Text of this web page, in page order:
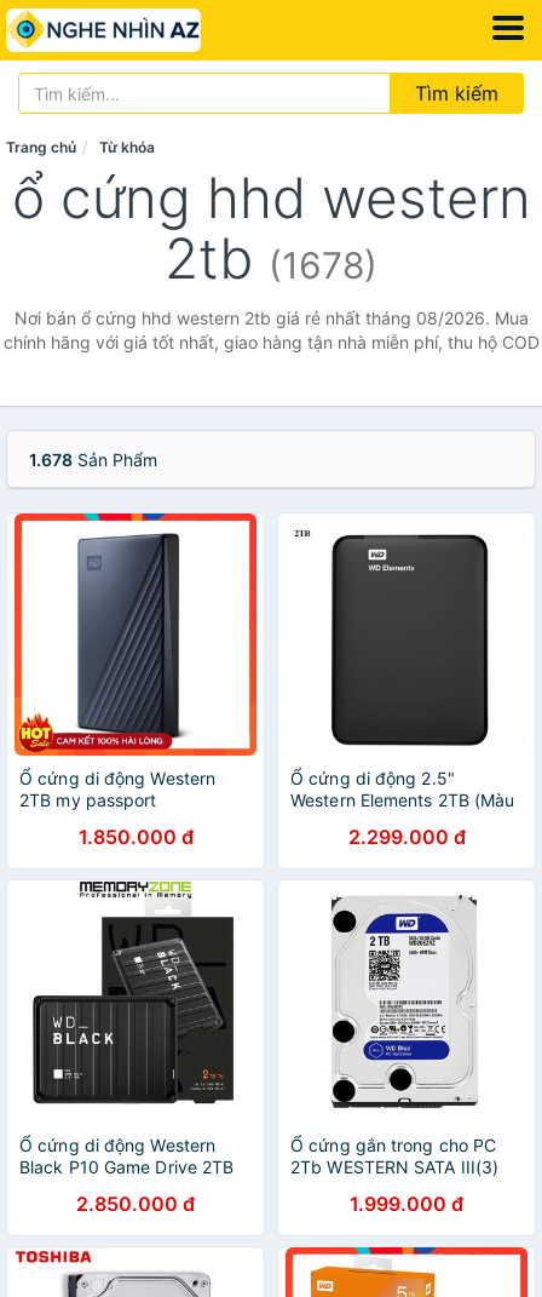
Tìm kiếm
Trang chủ Từ khóa
ổ cứng hhd western
2tb (1678)
Nơi bán ổ cứng hhd western 2tb giá rẻ nhất tháng 08/2026. Mua
chính hãng với giá tốt nhất, giao hàng tận nhà miễn phí, thu hộ COD
1.678 Sản Phẩm
Ổ cứng di động Western
2TB my passport
1.850.000 đ
Ổ cứng di động 2.5"
Western Elements 2TB (Màu
2.299.000 đ
Ổ cứng di động Western
Black P10 Game Drive 2TB
2.850.000 đ
Ổ cứng gắn trong cho PC
2Tb WESTERN SATA III(3)
1.999.000 đ